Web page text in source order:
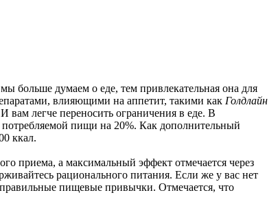
больше думаем о еде, тем привлекательная она для
влияющими на аппетит, такими как Голдлайн
вам легче переносить ограничения в еде. В
потребляемой пищи на 20%. Как дополнительный
ккал.
приема, а максимальный эффект отмечается через
рационального питания. Если же у вас нет
пищевые привычки. Отмечается, что